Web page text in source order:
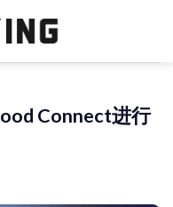
Connect进行